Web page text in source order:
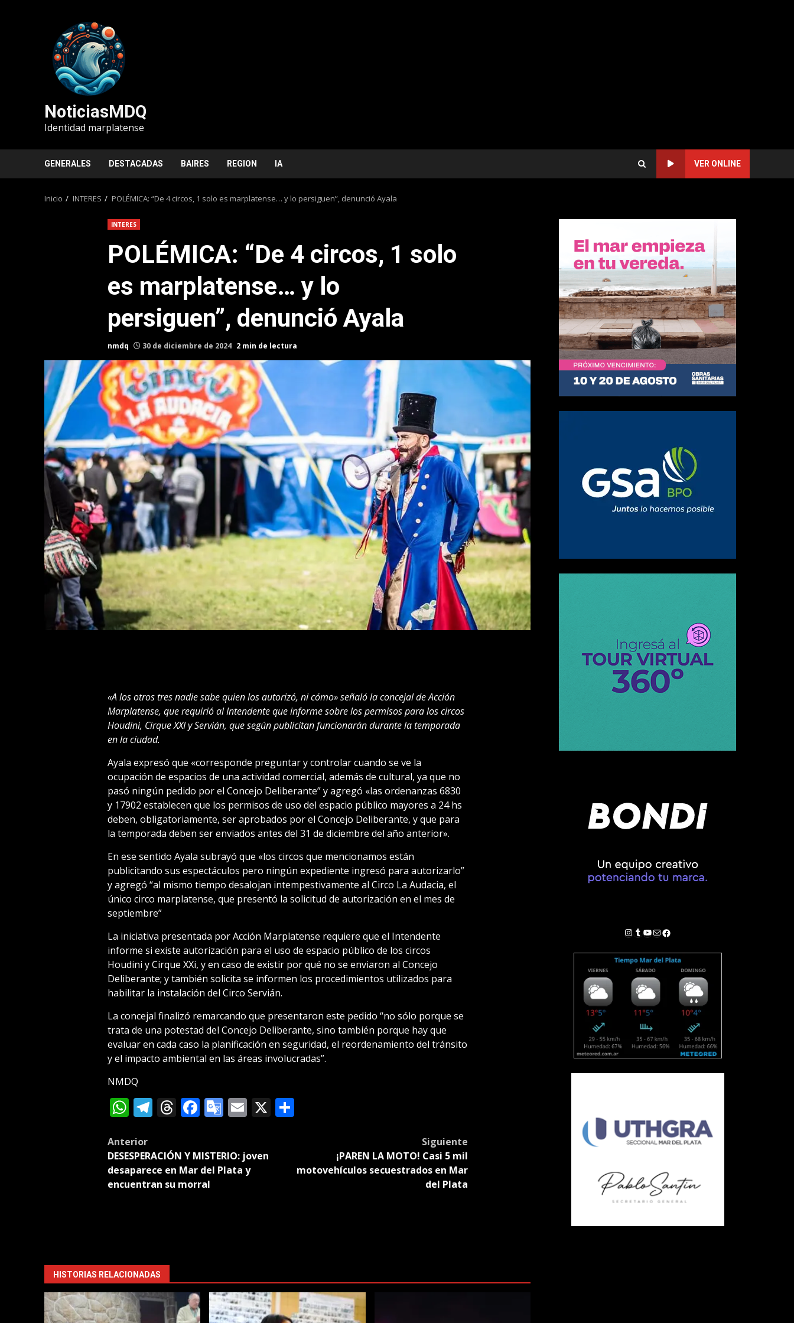
NoticiasMDQ
Identidad marplatense
GENERALES DESTACADAS BAIRES REGION IA VER ONLINE
Inicio INTERES POLÉMICA: “De 4 circos, 1 solo es marplatense… y lo persiguen”, denunció Ayala
INTERES
POLÉMICA: “De 4 circos, 1 solo
es marplatense… y lo
persiguen”, denunció Ayala
nmdq 30 de diciembre de 2024 2 min de lectura
«A los otros tres nadie sabe quien los autorizó, ni cómo» señaló la concejal de Acción
Marplatense, que requirió al Intendente que informe sobre los permisos para los circos
Houdini, Cirque XXI y Servián, que según publicitan funcionarán durante la temporada
en la ciudad.
Ayala expresó que «corresponde preguntar y controlar cuando se ve la
ocupación de espacios de una actividad comercial, además de cultural, ya que no
pasó ningún pedido por el Concejo Deliberante” y agregó «las ordenanzas 6830
y 17902 establecen que los permisos de uso del espacio público mayores a 24 hs
deben, obligatoriamente, ser aprobados por el Concejo Deliberante, y que para
la temporada deben ser enviados antes del 31 de diciembre del año anterior».
En ese sentido Ayala subrayó que «los circos que mencionamos están
publicitando sus espectáculos pero ningún expediente ingresó para autorizarlo”
y agregó “al mismo tiempo desalojan intempestivamente al Circo La Audacia, el
único circo marplatense, que presentó la solicitud de autorización en el mes de
septiembre”
La iniciativa presentada por Acción Marplatense requiere que el Intendente
informe si existe autorización para el uso de espacio público de los circos
Houdini y Cirque XXi, y en caso de existir por qué no se enviaron al Concejo
Deliberante; y también solicita se informen los procedimientos utilizados para
habilitar la instalación del Circo Servián.
La concejal finalizó remarcando que presentaron este pedido “no sólo porque se
trata de una potestad del Concejo Deliberante, sino también porque hay que
evaluar en cada caso la planificación en seguridad, el reordenamiento del tránsito
y el impacto ambiental en las áreas involucradas”.
NMDQ
WhatsApp
Telegram
Threads
Facebook
Google
Email
X Compartir
Post
navigation
Anterior
DESESPERACIÓN Y MISTERIO: joven
desaparece en Mar del Plata y
encuentran su morral
Siguiente
¡PAREN LA MOTO! Casi 5 mil
motovehículos secuestrados en Mar
del Plata
HISTORIAS RELACIONADAS
Instagram
Tumblr
YouTube
Correo electrónico
Facebook